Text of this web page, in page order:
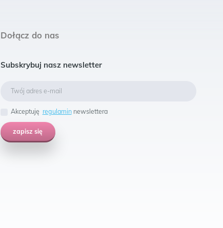
Dołącz do nas
Subskrybuj nasz newsletter
Akceptuję regulaminnewslettera
zapisz się